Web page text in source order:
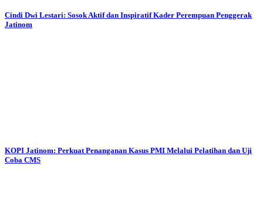
Cindi Dwi Lestari: Sosok Aktif dan Inspiratif Kader Perempuan Penggerak
Jatinom
KOPI Jatinom: Perkuat Penanganan Kasus PMI Melalui Pelatihan dan Uji
Coba CMS